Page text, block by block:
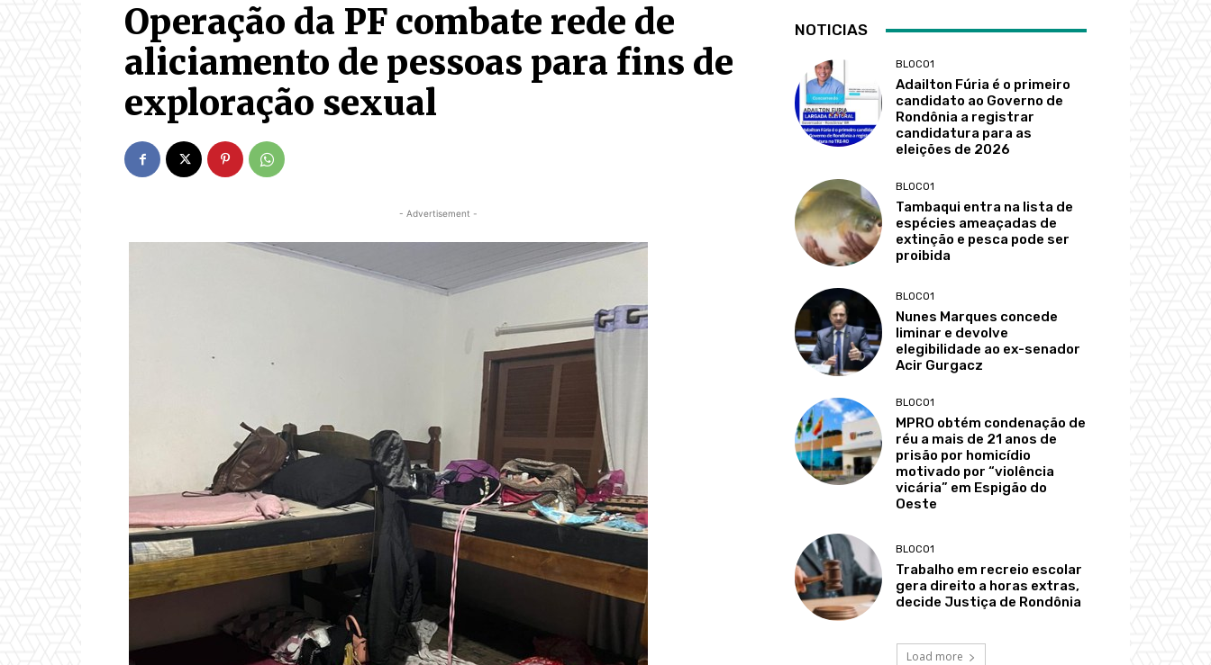
Operação da PF combate rede de
aliciamento de pessoas para fins de
exploração sexual
- Advertisement -
NOTICIAS
BLOCO1
Adailton Fúria é o primeiro
candidato ao Governo de
Rondônia a registrar
candidatura para as
eleições de 2026
BLOCO1
Tambaqui entra na lista de
espécies ameaçadas de
extinção e pesca pode ser
proibida
BLOCO1
Nunes Marques concede
liminar e devolve
elegibilidade ao ex-senador
Acir Gurgacz
BLOCO1
MPRO obtém condenação de
réu a mais de 21 anos de
prisão por homicídio
motivado por “violência
vicária” em Espigão do
Oeste
BLOCO1
Trabalho em recreio escolar
gera direito a horas extras,
decide Justiça de Rondônia
Load more